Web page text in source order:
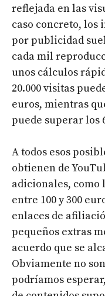
reflejada en las
caso concreto, los
por publicidad
cada mil
unos cálculos
20.000 visitas
euros, mientras
puede superar los
A todos esos
obtienen de
adicionales, como
entre 100 y 300
enlaces de
pequeños extras
acuerdo que se
Obviamente no
podríamos